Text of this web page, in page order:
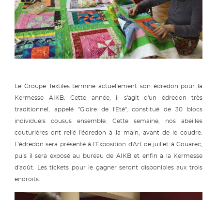
Le Groupe Textiles termine actuellement son édredon pour la
Kermesse AIKB. Cette année, il s'agit d'un édredon très
traditionnel, appelé "Gloire de l'Eté", constitué de 30 blocs
individuels cousus ensemble. Cette semaine, nos abeilles
couturières ont relié l'édredon à la main, avant de le coudre.
L'édredon sera présenté à l'Exposition d'Art de juillet à Gouarec,
puis il sera exposé au bureau de AIKB et enfin à la Kermesse
d'août. Les tickets pour le gagner seront disponibles aux trois
endroits.